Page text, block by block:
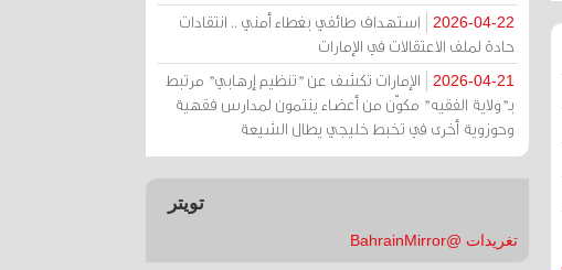
2026-04-22
استهداف طائفي بغطاء أمني .. انتقادات
حادة لملف الاعتقالات في الإمارات
2026-04-21
الإمارات تكشف عن "تنظيم إرهابي" مرتبط
بـ"ولاية الفقيه" مكوّن من أعضاء ينتمون لمدارس فقهية
وحوزوية أخرى في تخبط خليجي يطال الشيعة
تويتر
تغريدات @BahrainMirror